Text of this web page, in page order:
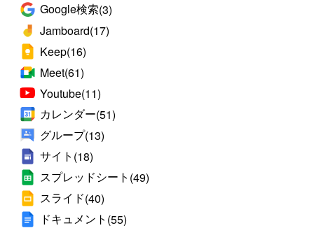
Google検索(3)
Jamboard(17)
Keep(16)
Meet(61)
Youtube(11)
カレンダー(51)
グループ(13)
サイト (18)
スプレッドシート (49)
スライド(40)
ドキュメント (55)